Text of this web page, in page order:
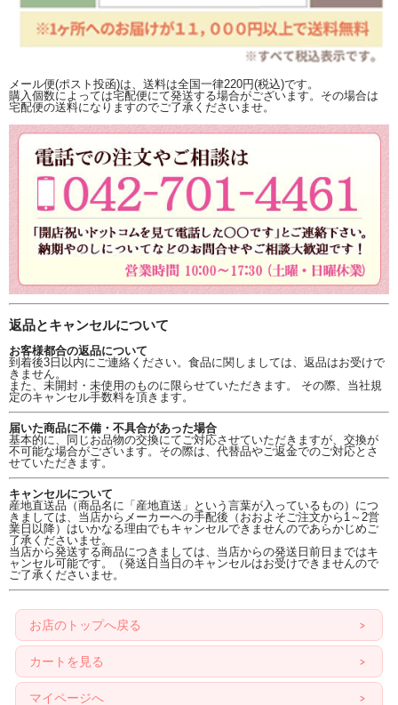
メール便(ポスト投函)は、送料は全国一律220円(税込)です。
購入個数によっては宅配便にて発送する場合がございます。その場合は
宅配便の送料になりますのでご了承くださいませ。
返品とキャンセルについて
お客様都合の返品について
到着後3日以内にご連絡ください。食品に関しましては、返品はお受けで
きません。
また、未開封・未使用のものに限らせていただきます。 その際、当社規
定のキャンセル手数料を頂きます。
届いた商品に不備・不具合があった場合
基本的に、同じお品物の交換にてご対応させていただきますが、交換が
不可能な場合がございます。その際は、代替品やご返金でのご対応とさ
せていただきます。
キャンセルについて
産地直送品（商品名に「産地直送」という言葉が入っているもの）につ
きましては、当店からメーカーへの手配後（おおよそご注文から1～2営
業日以降）はいかなる理由でもキャンセルできませんのであらかじめご
了承くださいませ。
当店から発送する商品につきましては、当店からの発送日前日まではキ
ャンセル可能です。（発送日当日のキャンセルはお受けできませんので
ご了承くださいませ。
お店のトップへ戻る
カートを見る
マイページへ